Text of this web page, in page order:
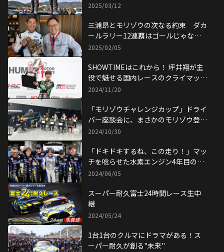
2025/03/12
三浦昂とモリゾウの次なる約束 ダカ
ールラリー12連覇はゴールじゃな
い！
2025/02/05
SHOWTIMEはこれから！ 坪井翔が主
役で魅せる国内レースのクライマック
ス
2024/11/20
「モリゾウチャレンジカップ」ドライ
バー座談会に、まさかのモリゾウ登
場!?
2024/10/30
「ドキドキするね、この走り！」マッ
チを唸らせた水素エンジン4年目の挑
戦（S耐富士24時間のすべて）
2024/06/05
スーパー耐久富士24時間レース生中
継
2024/05/24
1台1台のクルマにドラマがある！ス
ーパー耐久が創る"未来"